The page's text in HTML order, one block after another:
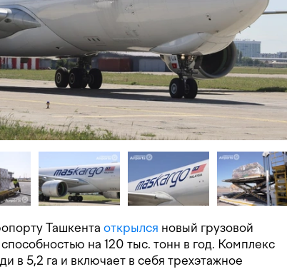
Ташкента открылся новый грузовой
на 120 тыс. тонн в год. Комплекс
в 5,2 га и включает в себя трехэтажное